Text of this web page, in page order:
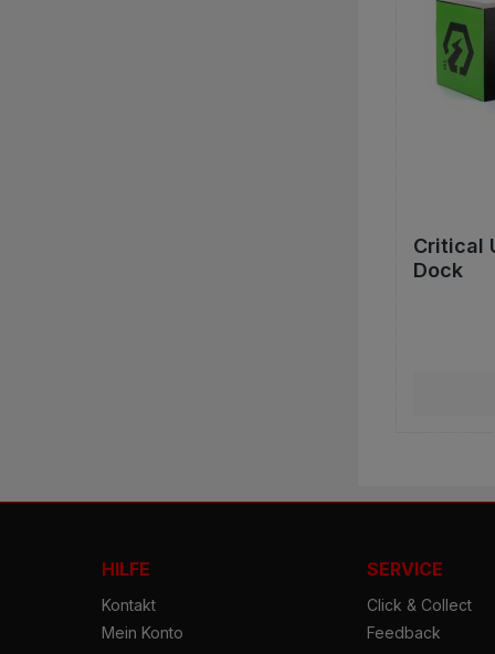
Critical
Dock
HILFE
Kontakt
Mein Konto
SERVICE
Click & Collect
Feedback